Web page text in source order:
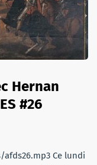
Hernan
#26
Ce lundi